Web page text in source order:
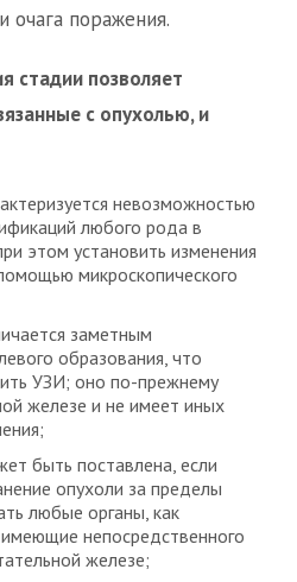
очага поражения.
стадии позволяет
с опухолью, и
невозможностью
любого рода в
этом установить изменения
микроскопического
заметным
образования, что
УЗИ; оно по-прежнему
железе и не имеет иных
быть поставлена, если
опухоли за пределы
любые органы, как
непосредственного
железе;